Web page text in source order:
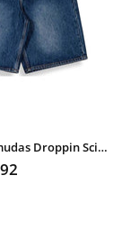
Grimey Bermudas Droppin Science